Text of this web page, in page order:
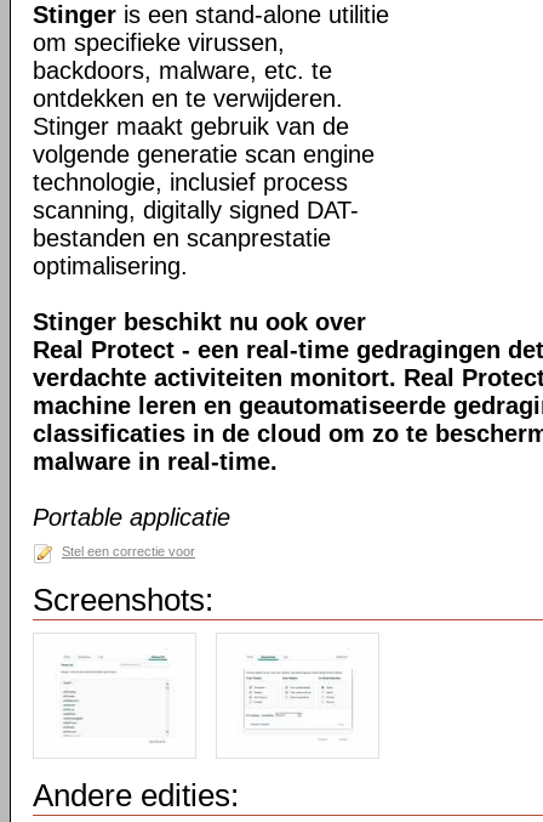
Stinger is een stand-alone utilitie
om specifieke virussen,
backdoors, malware, etc. te
ontdekken en te verwijderen.
Stinger maakt gebruik van de
volgende generatie scan engine
technologie, inclusief process
scanning, digitally signed DAT-
bestanden en scanprestatie
optimalisering.
Stinger beschikt nu ook over
Real Protect - een real-time gedragingen
verdachte activiteiten monitort. Real
machine leren en geautomatiseerde
classificaties in de cloud om zo te
malware in real-time.
Portable applicatie
Stel een correctie voor
Screenshots:
Andere edities: